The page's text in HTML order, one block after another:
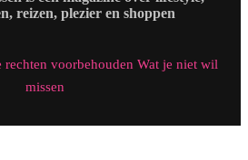
reizen, plezier en shoppen
voorbehouden Wat je niet wil
missen